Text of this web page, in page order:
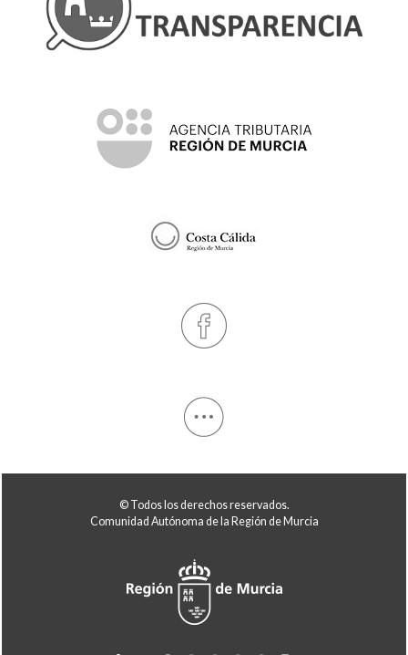
© Todos los derechos reservados.
Comunidad Autónoma de la Región de Murcia